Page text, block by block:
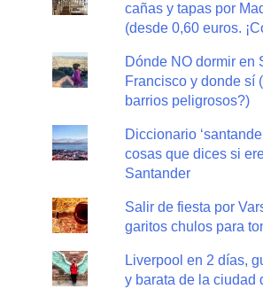
cañas y tapas por
(desde 0,60 euros.
Dónde NO dormir en
Francisco y donde sí
barrios peligrosos?)
Diccionario
cosas que dices si
Santander
Salir de fiesta por
garitos chulos para
Liverpool en 2 días,
y barata de la ciudad